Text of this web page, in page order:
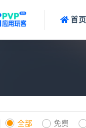
首页
全部 免费